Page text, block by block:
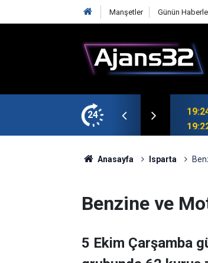
Manşetler Günün
24
Maçıyla Başlıyor
Anasayfa Isparta
Benzine ve
5 Ekim Çarşamba